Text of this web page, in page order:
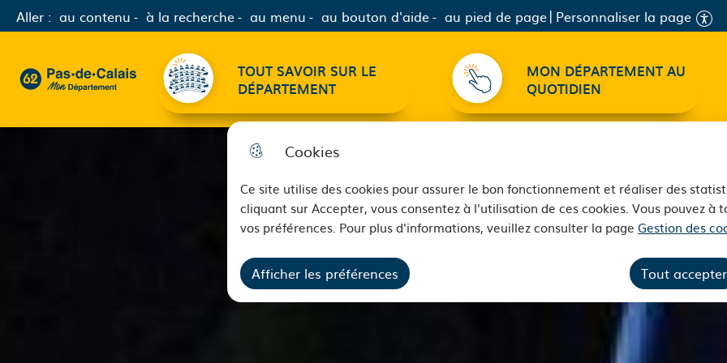
Cookies
Ce site utilise des cookies pour assurer le bon fonctionnement et réaliser des
cliquant sur Accepter, vous consentez à l'utilisation de ces cookies. Vous pouvez à
vos préférences. Pour plus d'informations, veuillez consulter la page Gestion des
Afficher les préférences Tout accepter
Aller : au contenu à la recherche au menu au bouton d'aide au pied de page Personnaliser la page
62 - Pas-de-Calais Mon Département - Retour à l'accueil
Menu principal
TOUT SAVOIR SUR LE
DÉPARTEMENT
MON DÉPARTEMENT AU
QUOTIDIEN